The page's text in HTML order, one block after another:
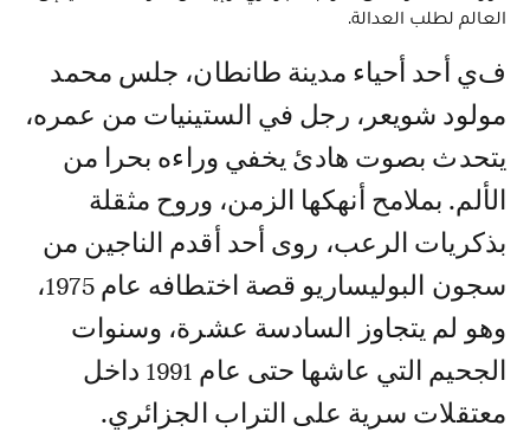
العالم لطلب العدالة.
في أحد أحياء مدينة طانطان، جلس محمد
مولود شويعر، رجل في الستينيات من عمره،
يتحدث بصوت هادئ يخفي وراءه بحرا من
الألم. بملامح أنهكها الزمن، وروح مثقلة
بذكريات الرعب، روى أحد أقدم الناجين من
سجون البوليساريو قصة اختطافه عام 1975،
وهو لم يتجاوز السادسة عشرة، وسنوات
الجحيم التي عاشها حتى عام 1991 داخل
معتقلات سرية على التراب الجزائري.